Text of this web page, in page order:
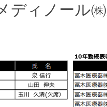
ディノール